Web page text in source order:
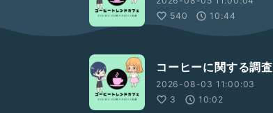
540
10:44
コーヒーに関する調査
2026-08-03 11:00:03
3
10:02